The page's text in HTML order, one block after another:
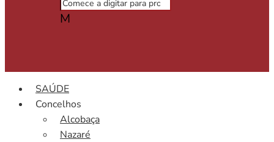
M
SAÚDE
Concelhos
Alcobaça
Nazaré